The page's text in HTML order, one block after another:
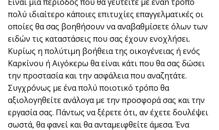
πολύ ιδιαίτερο κάποιες επιτυχίες επαγγελματικές οι
οποίες θα σας βοηθήσουν να αναβαθμίσετε όλων των
ειδών τις καταστάσεις που σας έχουν ενοχλήσει.
Κυρίως η πολύτιμη βοήθεια της οικογένειας ή ενός
Καρκίνου ή Αιγόκερω θα είναι κάτι που θα σας δώσει
την προστασία και την ασφάλεια που αναζητάτε.
Συγχρόνως με ένα πολύ ποιοτικό τρόπο θα
αξιολογηθείτε ανάλογα με την προσφορά σας και την
εργασία σας. Πάντως να ξέρετε ότι, αν έχετε δουλέψει
σωστά, θα φανεί και θα ανταμειφθείτε άμεσα. Ένα